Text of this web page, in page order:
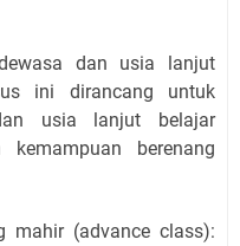
dan usia lanjut
ini dirancang untuk
usia lanjut belajar
berenang
mahir (advance class):